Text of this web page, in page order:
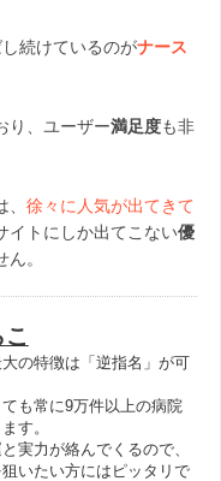
続けているのがナース
り、ユーザー満足度も非
徐々に人気が出てきて
イトにしか出てこない優
。
の特徴は「逆指名」が可
も常に9万件以上の病院
す。
実力が絡んでくるので、
いたい方にはピッタリで